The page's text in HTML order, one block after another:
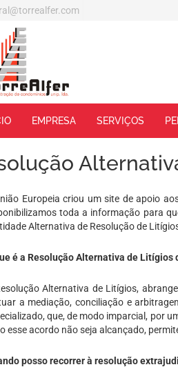
EMPRESA SERVIÇOS
Europeia criou um site de apoio
toda a informação para
Alternativa de Resolução de
é a Resolução Alternativa de Litígios
Alternativa de Litígios,
a mediação, conciliação e
que, de modo imparcial, por
esse acordo não seja alcançado,
posso recorrer à resolução